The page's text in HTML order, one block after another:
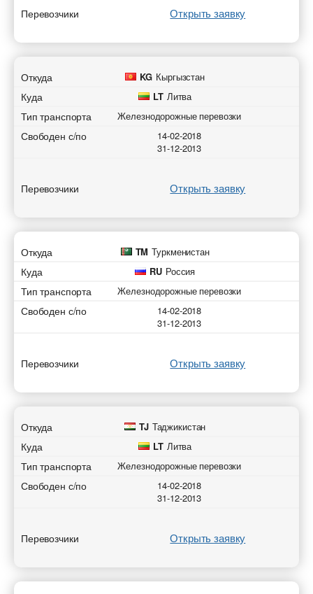
Перевозчики Открыть заявку
Откуда KG Кыргызстан
Куда LT Литва
Тип транспорта Железнодорожные перевозки
Свободен с/по
14-02-2018
31-12-2013
Перевозчики Открыть заявку
Откуда TM Туркменистан
Куда RU Россия
Тип транспорта Железнодорожные перевозки
Свободен с/по
14-02-2018
31-12-2013
Перевозчики Открыть заявку
Откуда TJ Таджикистан
Куда LT Литва
Тип транспорта Железнодорожные перевозки
Свободен с/по
14-02-2018
31-12-2013
Перевозчики Открыть заявку